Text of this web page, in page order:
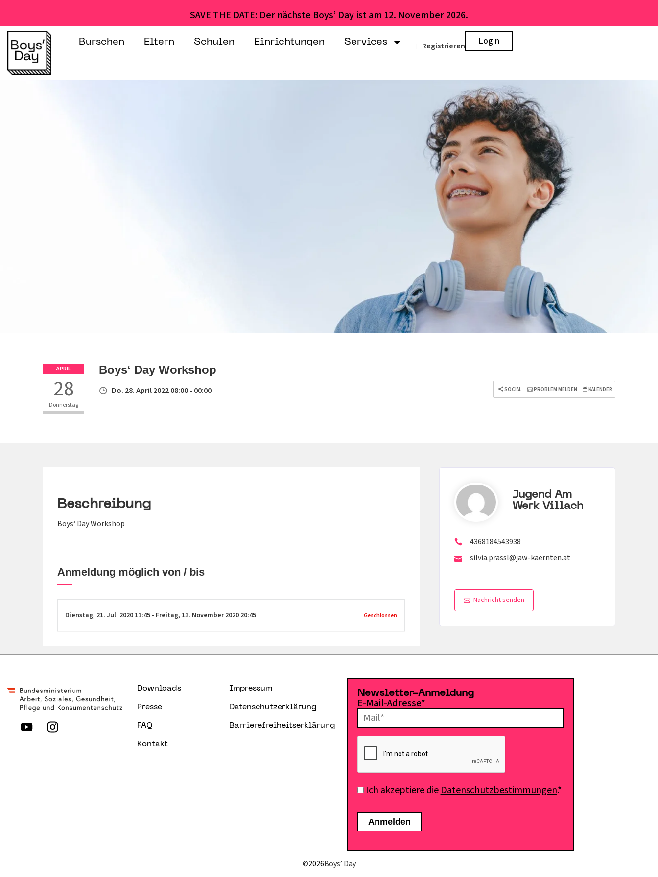
SAVE THE DATE: Der nächste Boys’ Day ist am 12. November 2026.
Burschen Eltern Schulen Einrichtungen Services | Registrieren Login
APRIL
28
Donnerstag
Boys‘ Day Workshop
Do. 28. April 2022 08:00 - 00:00 SOCIAL PROBLEM MELDEN KALENDER
Beschreibung
Boys‘ Day Workshop
Anmeldung möglich von / bis
Dienstag, 21. Juli 2020 11:45 - Freitag, 13. November 2020 20:45 Geschlossen
Jugend Am
Werk Villach
4368184543938
silvia.prassl@jaw-kaernten.at
Nachricht senden
Downloads
Presse
FAQ
Kontakt
Impressum
Datenschutzerklärung
Barrierefreiheitserklärung
Newsletter-Anmeldung
E-Mail-Adresse*
Ich akzeptiere dieDatenschutzbestimmungen.*
©2026Boys’ Day